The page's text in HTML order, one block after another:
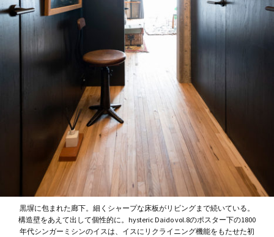
黒塀に包まれた廊下。細くシャープな床板がリビングまで続いている。
構造壁をあえて出して個性的に。hysteric Daido vol.8のポスター下の1800
年代シンガーミシンのイスは、イスにリクライニング機能をもたせた初